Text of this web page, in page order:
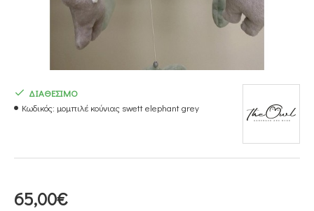
65,00€
ΔΙΑΘΕΣΙΜΟ
Κωδικός: μομπιλέ κούνιας swett elephant grey